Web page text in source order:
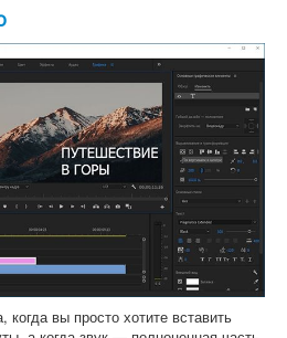
когда вы просто хотите вставить